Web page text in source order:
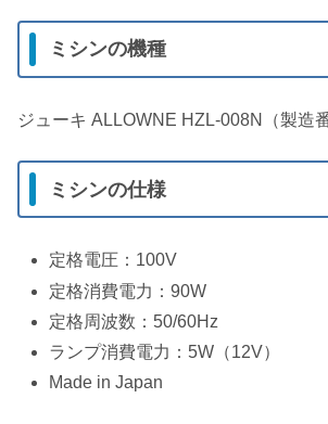
ミシンの機種
ジューキ ALLOWNE HZL-008N（製造
ミシンの仕様
定格電圧：100V
定格消費電力：90W
定格周波数：50/60Hz
ランプ消費電力：5W（12V）
Made in Japan